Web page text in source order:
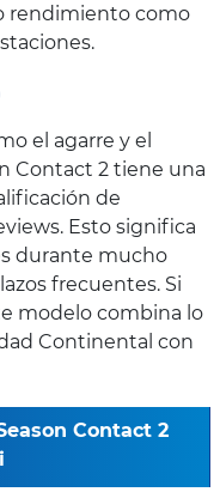
rendimiento como
el agarre y el
Contact 2 tiene una
de
Esto significa
durante mucho
frecuentes. Si
modelo combina lo
Continental con
Contact 2